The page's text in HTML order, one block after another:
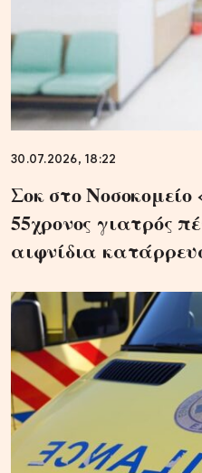
30.07.2026, 18:22
Σοκ στο
55χρονος γιατρός
αιφνίδια